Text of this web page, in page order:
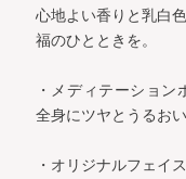
心地よい香りと乳白
福のひとときを。
・メディテーション
全身にツヤとうるお
・オリジナルフェイ